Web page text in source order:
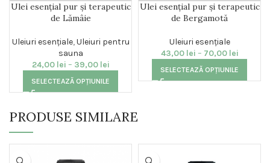
Ulei esențial pur și terapeutic
de Lămâie
Uleiuri esențiale,Uleiuri pentru
sauna
24,00 lei – 39,00 lei
SELECTEAZĂ OPȚIUNILE
Ulei esențial pur și terapeutic
de Bergamotă
Uleiuri esențiale
43,00 lei – 70,00 lei
SELECTEAZĂ OPȚIUNILE
PRODUSE SIMILARE